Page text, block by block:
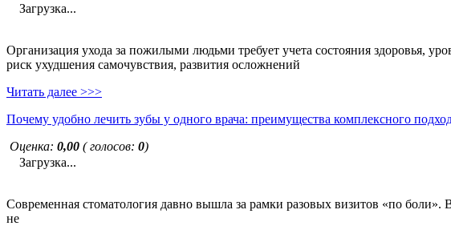
Загрузка...
Организация ухода за пожилыми людьми требует учета состояния здоровья,
риск ухудшения самочувствия, развития осложнений
Читать далее >>>
Почему удобно лечить зубы у одного врача: преимущества комплексного
Оценка: 0,00 ( голосов: 0)
Загрузка...
Современная стоматология давно вышла за рамки разовых визитов «по
не